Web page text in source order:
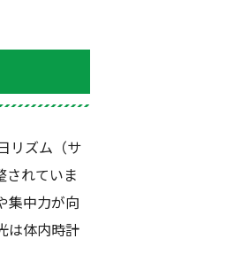
リズム（サ
されていま
集中力が向
は体内時計